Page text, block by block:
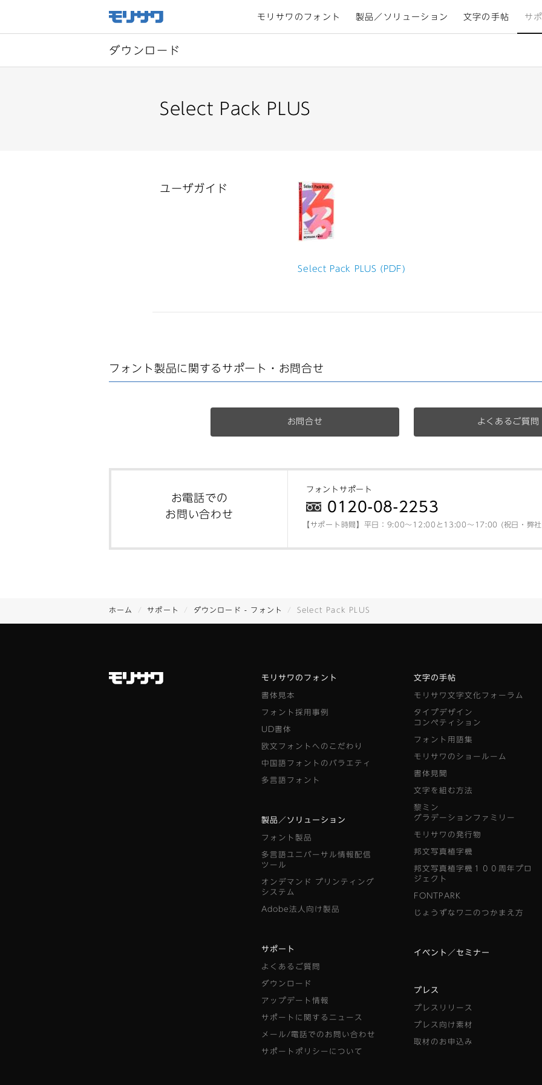
モリサワのフォント 製品／ソリューション 文字の手帖 サ
ダウンロード
Select Pack PLUS
ユーザガイド
Select Pack PLUS (PDF)
フォント製品に関する サポート・お問合せ
お問合せ よくあるご質問
お電話での
お問い合わせ
フォントサポート
0120-08-2253
【サポート時間】平日：9:00～12:00と13:00～17:00 (祝日・弊社
ホーム サポート ダウンロード - フォント Select Pack PLUS
モリサワのフォント
書体見本
フォント採用事例
UD書体
欧文フォントへのこだわり
中国語フォントのバラエティ
多言語フォント
製品／ソリューション
フォント製品
多言語ユニバーサル情報配信
ツール
オンデマンド プリンティング
システム
Adobe法人向け製品
サポート
よくあるご質問
ダウンロード
アップデート情報
サポートに関するニュース
メール/電話でのお問い合わせ
サポートポリシーについて
文字の手帖
モリサワ文字文化フォーラム
タイプデザイン
コンペティション
フォント用語集
モリサワのショールーム
書体見聞
文字を組む方法
黎ミン
グラデーションファミリー
モリサワの発行物
邦文写真植字機
邦文写真植字機１００周年プロ
ジェクト
FONTPARK
じょうずなワニのつかまえ方
イベント／セミナー
プレス
プレスリリース
プレス向け素材
取材のお申込み